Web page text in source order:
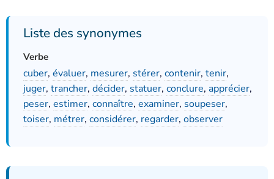
Liste des synonymes
Verbe
cuber, évaluer, mesurer, stérer, contenir, tenir,
juger, trancher, décider, statuer, conclure, apprécier,
peser, estimer, connaître, examiner, soupeser,
toiser, métrer, considérer, regarder, observer